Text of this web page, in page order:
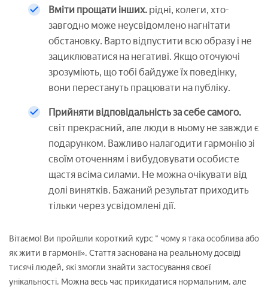
Вміти прощати інших. рідні, колеги, хто-
завгодно може неусвідомлено нагнітати
обстановку. Варто відпустити всю образу і не
зациклюватися на негативі. Якщо оточуючі
зрозуміють, що тобі байдуже їх поведінку,
вони перестануть працювати на публіку.
Прийняти відповідальність за себе самого.
світ прекрасний, але люди в ньому не завжди є
подарунком. Важливо налагодити гармонію зі
своїм оточенням і вибудовувати особисте
щастя всіма силами. Не можна очікувати від
долі винятків. Бажаний результат приходить
тільки через усвідомлені дії.
Вітаємо! Ви пройшли короткий курс " чому я така особлива або
як жити в гармонії». Стаття заснована на реальному досвіді
тисячі людей, які змогли знайти застосування своєї
унікальності. Можна весь час прикидатися нормальним, але